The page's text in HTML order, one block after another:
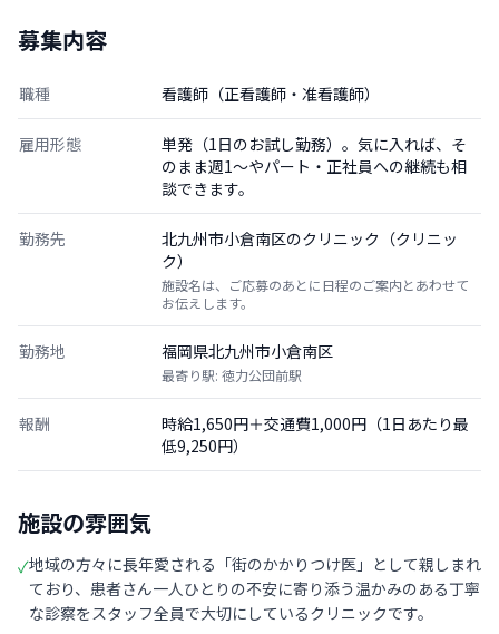
募集内容
職種 看護師（正看護師・准看護師）
雇用形態
単発（1日のお試し勤務）。気に入れば、そ
のまま週1〜やパート・正社員への継続も相
談できます。
勤務先
北九州市小倉南区のクリニック（クリニッ
ク）
施設名は、ご応募のあとに日程のご案内とあわせて
お伝えします。
勤務地 福岡県北九州市小倉南区
最寄り駅: 徳力公団前駅
報酬
時給1,650円＋交通費1,000円（1日あたり最
低9,250円）
施設の雰囲気
✓地域の方々に長年愛される「街のかかりつけ医」として親しまれ
ており、患者さん一人ひとりの不安に寄り添う温かみのある丁寧
な診察をスタッフ全員で大切にしているクリニックです。